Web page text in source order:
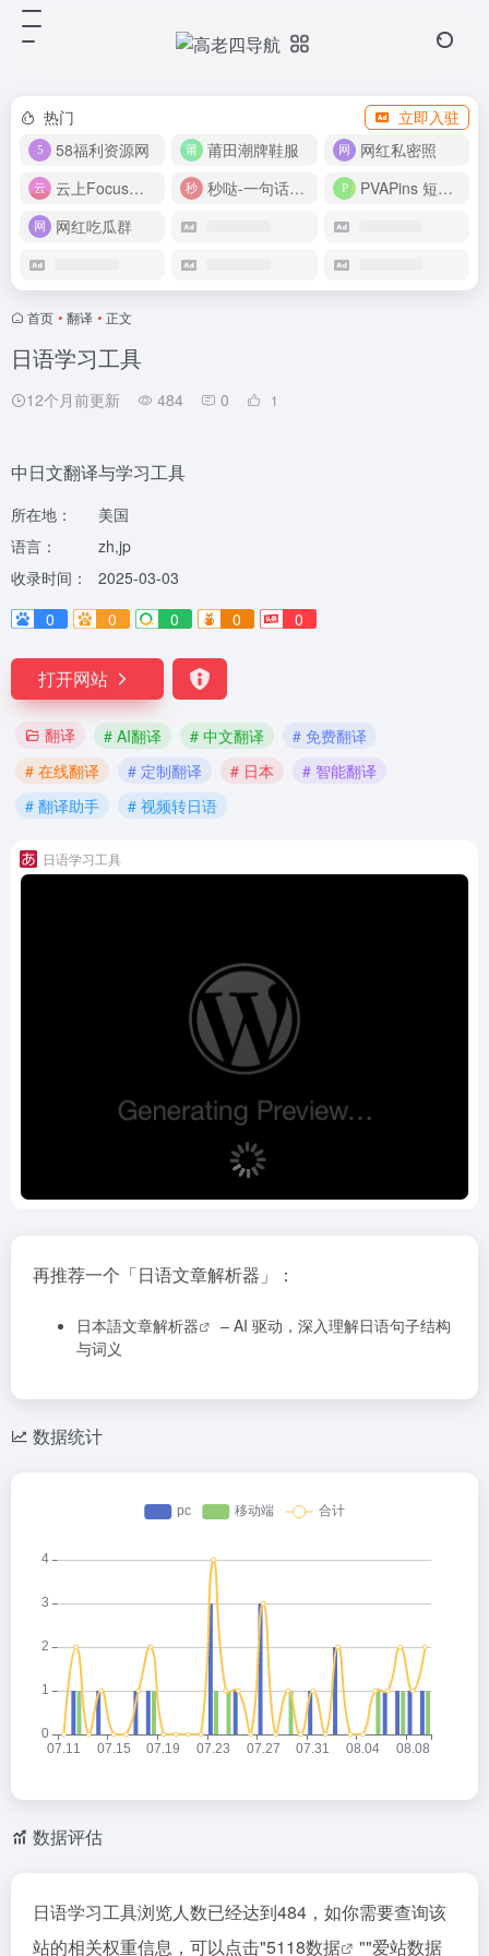
热门
立即入驻
58福利资源网
莆田潮牌鞋服
网红私密照
云上Focus接码平台
秒哒-一句话做应用
PVAPins 短信接码平台
网红吃瓜群
首页 • 翻译 • 正文
日语学习工具
12个月前更新 484 0 1
中日文翻译与学习工具
所在地：
美国
语言：
zh,jp
收录时间：
2025-03-03
0
0 0 0 0
打开网站
翻译 # AI翻译 # 中文翻译
# 免费翻译
# 在线翻译
# 定制翻译 # 日本
# 智能翻译
# 翻译助手
# 视频转日语
日语学习工具
再推荐一个「日语文章解析器」：
日本語文章解析器
– AI 驱动，深入理解日语句子结构
与词义
数据统计
数据评估
日语学习工具浏览人数已经达到484，如你需要查询该
站的相关权重信息，可以点击"5118数据 ""爱站数据